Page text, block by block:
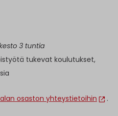
3 tuntia
tukevat koulutukset,
osaston yhteystietoihin .